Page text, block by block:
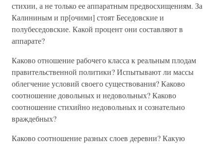
стихии, а не только ее аппаратным предвосхищениям. За
Калининым и пр[очими] стоят Беседовские и
полубеседовские. Какой процент они составляют в
аппарате?
Каково отношение рабочего класса к реальным плодам
правительственной политики? Испытывают ли массы
облегчение условий своего существования? Каково
соотношение довольных и недовольных? Каково
соотношение стихийно недовольных и сознательно
враждебных?
Каково соотношение разных слоев деревни? Какую